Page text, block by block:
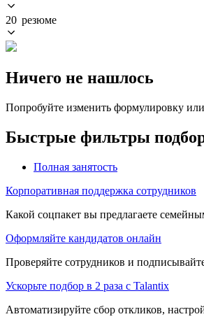
20 резюме
Ничего не нашлось
Попробуйте изменить формулировку
Быстрые фильтры
Полная занятость
Корпоративная поддержка сотрудников
Какой соцпакет вы предлагаете
Оформляйте кандидатов онлайн
Проверяйте сотрудников и
Ускорьте подбор в 2 раза с Talantix
Автоматизируйте сбор откликов,